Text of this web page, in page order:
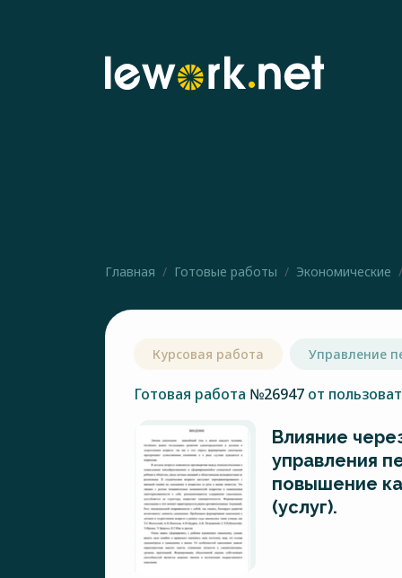
Главная Готовые работы Экономические
Курсовая работа Управление
Готовая работа №26947 от
Влияние
управления
повышение
(услуг).